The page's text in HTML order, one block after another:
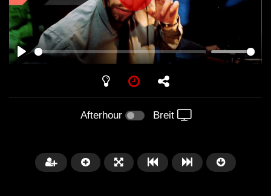
PLAY
PLAY
Afterhour Breit